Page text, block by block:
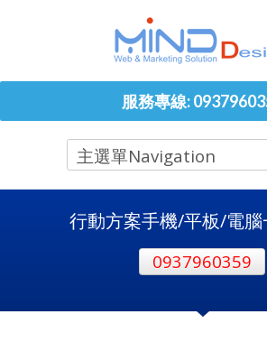
服務專線:
行動方案手機/平板/電腦
0937960359